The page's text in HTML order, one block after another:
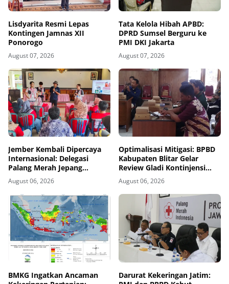
Lisdyarita Resmi Lepas
Kontingen Jamnas XII
Ponorogo
August 07, 2026
Tata Kelola Hibah APBD:
DPRD Sumsel Berguru ke
PMI DKI Jakarta
August 07, 2026
Jember Kembali Dipercaya
Internasional: Delegasi
Palang Merah Jepang
Perkuat Kesiapsiagaan
Bencana di Kawasan Pesisir
dan Sekolah
August 06, 2026
Optimalisasi Mitigasi: BPBD
Kabupaten Blitar Gelar
Review Gladi Kontinjensi
Erupsi Gunung Kelud
August 06, 2026
BMKG Ingatkan Ancaman
Darurat Kekeringan Jatim: